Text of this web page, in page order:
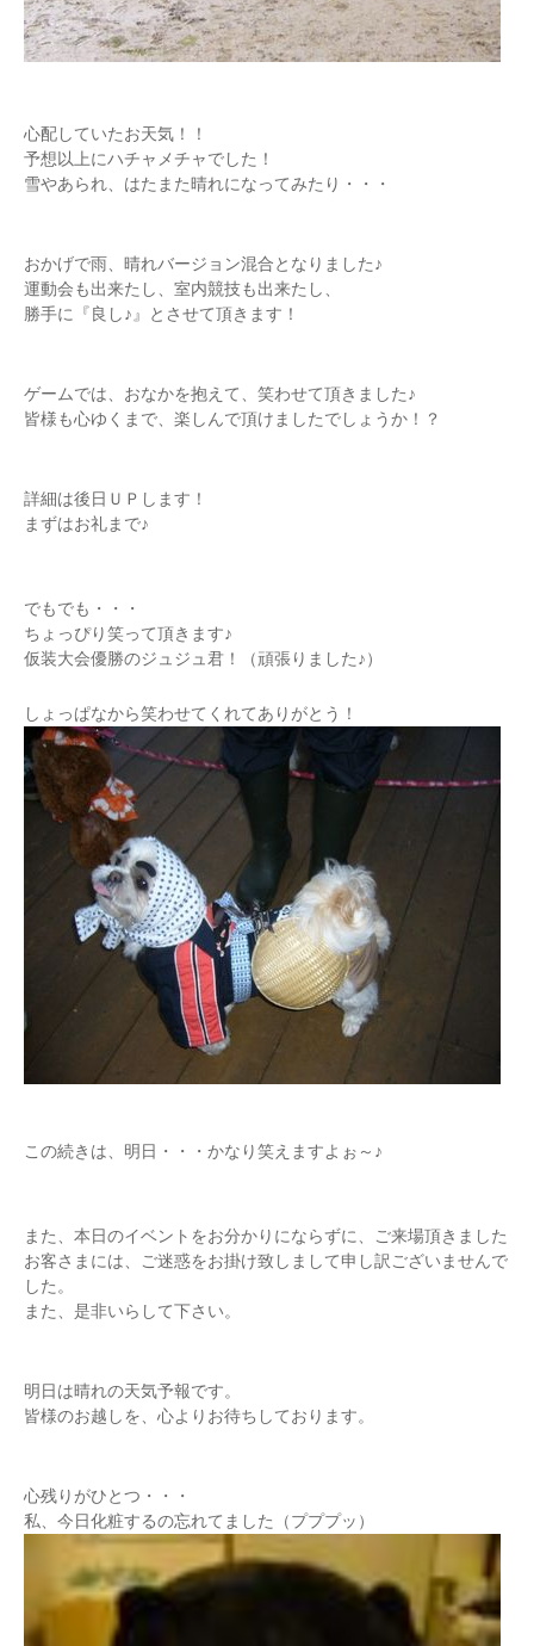
心配していたお天気！！
予想以上にハチャメチャでした！
雪やあられ、はたまた晴れになってみたり・・・
おかげで雨、晴れバージョン混合となりました♪
運動会も出来たし、室内競技も出来たし、
勝手に『良し♪』とさせて頂きます！
ゲームでは、おなかを抱えて、笑わせて頂きました♪
皆様も心ゆくまで、楽しんで頂けましたでしょうか！？
詳細は後日ＵＰします！
まずはお礼まで♪
でもでも・・・
ちょっぴり笑って頂きます♪
仮装大会優勝のジュジュ君！（頑張りました♪）
しょっぱなから笑わせてくれてありがとう！
この続きは、明日・・・かなり笑えますよぉ～♪
また、本日のイベントをお分かりにならずに、ご来場頂きました
お客さまには、ご迷惑をお掛け致しまして申し訳ございませんで
した。
また、是非いらして下さい。
明日は晴れの天気予報です。
皆様のお越しを、心よりお待ちしております。
心残りがひとつ・・・
私、今日化粧するの忘れてました（プププッ）